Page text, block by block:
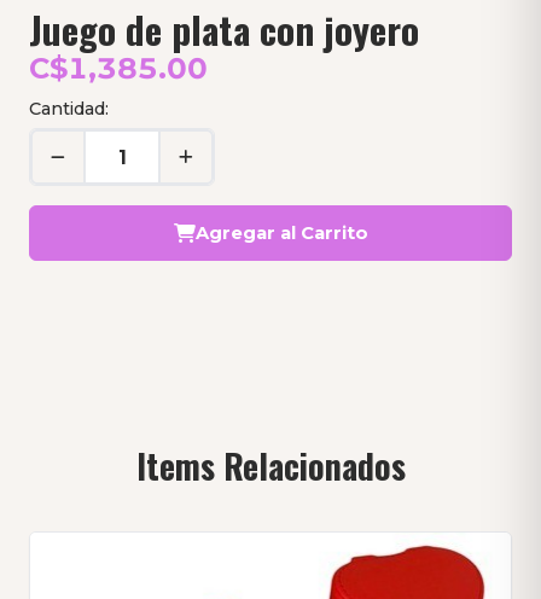
Juego de plata con joyero
C$1,385.00
Cantidad:
Agregar al Carrito
Items Relacionados